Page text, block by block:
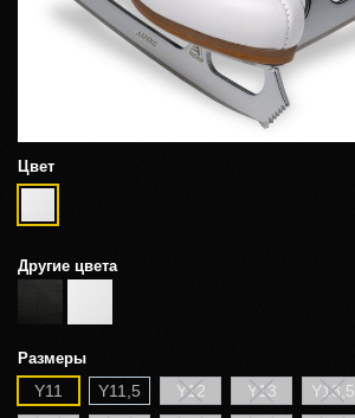
Цвет
Другие цвета
Размеры
Y11 Y11,5 Y12 Y13 Y13,5